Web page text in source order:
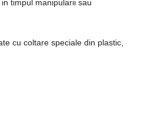
timpul manipularii sau
cu coltare speciale din plastic,